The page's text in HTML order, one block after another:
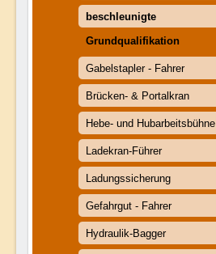
beschleunigte
Grundqualifikation
Gabelstapler - Fahrer
Brücken- & Portalkran
Hebe- und Hubarbeitsbühne
Ladekran-Führer
Ladungssicherung
Gefahrgut - Fahrer
Hydraulik-Bagger